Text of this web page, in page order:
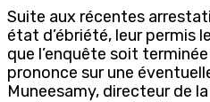
Suite aux récentes
état d’ébriété, leur permis
que l’enquête soit
prononce sur une
Muneesamy, directeur de